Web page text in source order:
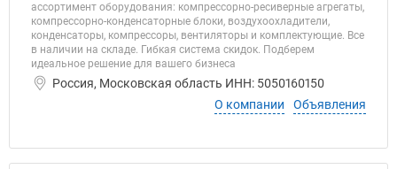
ассортимент оборудования: компрессорно-ресиверные агрегаты,
компрессорно-конденсаторные блоки, воздухоохладители,
конденсаторы, компрессоры, вентиляторы и комплектующие. Все
в наличии на складе. Гибкая система скидок. Подберем
идеальное решение для вашего бизнеса
Россия, Московская область ИНН: 5050160150
О компании
Объявления